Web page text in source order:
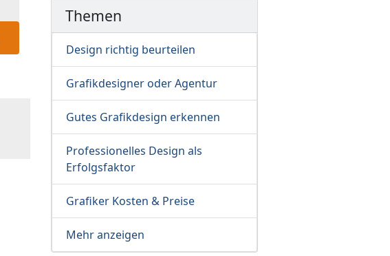
Themen
Design richtig beurteilen
Grafikdesigner oder Agentur
Gutes Grafikdesign erkennen
Professionelles Design als
Erfolgsfaktor
Grafiker Kosten & Preise
Mehr anzeigen